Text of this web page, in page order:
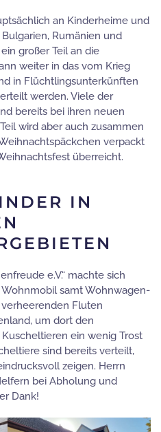
an Kinderheime und
Rumänien und
großer Teil an die
weiter in das vom Krieg
in Flüchtlingsunterkünften
werden. Viele der
bereits bei ihren neuen
wird aber auch zusammen
verpackt
überreicht.
IN
e.V.“ machte sich
samt Wohnwagen-
Fluten
um dort den
ein wenig Trost
sind bereits verteilt,
zeigen. Herrn
bei Abholung und
Dank!